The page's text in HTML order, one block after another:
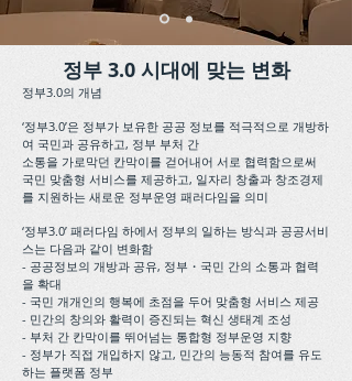
정부 3.0 시대에 맞는 변화
정부3.0의 개념
‘정부3.0’은 정부가 보유한 공공 정보를 적극적으로 개방하
여 국민과 공유하고, 정부 부처 간
소통을 가로막던 칸막이를 걷어내어 서로 협력함으로써
국민 맞춤형 서비스를 제공하고, 일자리 창출과 창조경제
를 지원하는 새로운 정부운영 패러다임을 의미
‘정부3.0’ 패러다임 하에서 정부의 일하는 방식과 공공서비
스는 다음과 같이 변화함
- 공공정보의 개방과 공유, 정부・국민 간의 소통과 협력
을 확대
- 국민 개개인의 행복에 초점을 두어 맞춤형 서비스 제공
- 민간의 창의와 활력이 증진되는 혁신 생태계 조성
- 부처 간 칸막이를 뛰어넘는 통합형 정부운영 지향
- 정부가 직접 개입하지 않고, 민간의 능동적 참여를 유도
하는 플랫폼 정부